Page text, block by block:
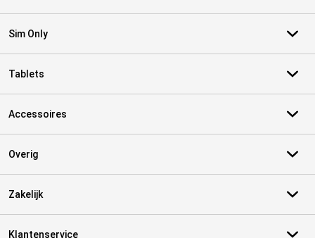
Sim Only
Tablets
Accessoires
Overig
Zakelijk
Klantenservice